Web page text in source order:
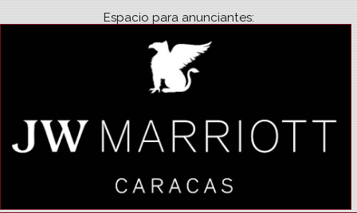
Espacio para anunciantes: